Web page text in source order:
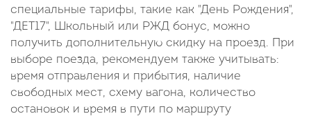
специальные тарифы, такие как "День Рождения",
"ДЕТ17", Школьный или РЖД бонус, можно
получить дополнительную скидку на проезд. При
выборе поезда, рекомендуем также учитывать:
время отправления и прибытия, наличие
свободных мест, схему вагона, количество
остановок и время в пути по маршруту